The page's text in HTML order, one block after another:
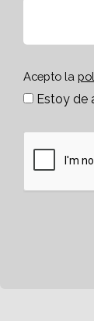
Acepto la
Estoy de